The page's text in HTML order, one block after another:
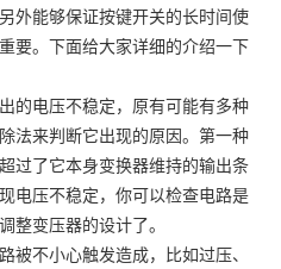
外能够保证按键开关的长时间使
要。下面给大家详细的介绍一下
电压不稳定，原有可能有多种
法来判断它出现的原因。第一种
过了它本身变换器维持的输出条
电压不稳定，你可以检查电路是
整变压器的设计了。
不小心触发造成，比如过压、